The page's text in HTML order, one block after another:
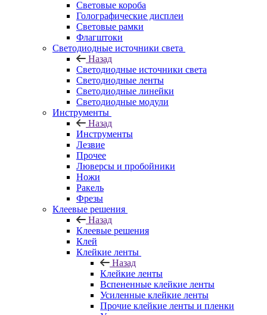
Световые короба
Голографические дисплеи
Световые рамки
Флагштоки
Светодиодные источники света
Назад
Светодиодные источники света
Светодиодные ленты
Светодиодные линейки
Светодиодные модули
Инструменты
Назад
Инструменты
Лезвие
Прочее
Люверсы и пробойники
Ножи
Ракель
Фрезы
Клеевые решения
Назад
Клеевые решения
Клей
Клейкие ленты
Назад
Клейкие ленты
Вспененные клейкие ленты
Усиленные клейкие ленты
Прочие клейкие ленты и пленки